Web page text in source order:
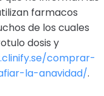
farmacos
de los cuales
dosis y
comprar-
la-anavidad/.